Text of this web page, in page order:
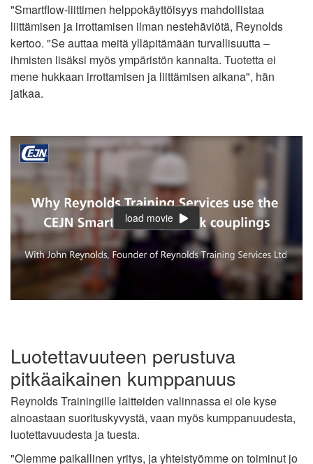
"Smartflow-liittimen helppokäyttöisyys mahdollistaa
liittämisen ja irrottamisen ilman nestehäviötä, Reynolds
kertoo. "Se auttaa meitä ylläpitämään turvallisuutta –
ihmisten lisäksi myös ympäristön kannalta. Tuotetta ei
mene hukkaan irrottamisen ja liittämisen aikana", hän
jatkaa.
load movie
Luotettavuuteen perustuva
pitkäaikainen kumppanuus
Reynolds Trainingille laitteiden valinnassa ei ole kyse
ainoastaan suorituskyvystä, vaan myös kumppanuudesta,
luotettavuudesta ja tuesta.
"Olemme paikallinen yritys, ja yhteistyömme on toiminut jo